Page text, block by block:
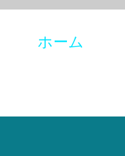
ホーム